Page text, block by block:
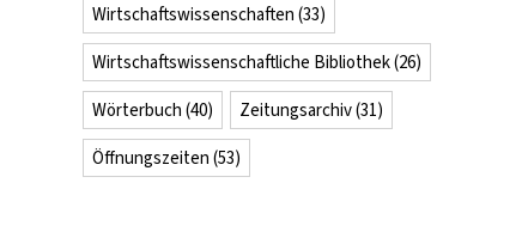
Wirtschaftswissenschaften (33)
Wirtschaftswissenschaftliche Bibliothek(26)
Wörterbuch (40) Zeitungsarchiv(31)
Öffnungszeiten (53)